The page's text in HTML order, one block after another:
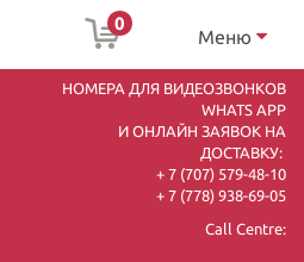
0
Меню
НОМЕРА ДЛЯ ВИДЕОЗВОНКОВ
WHATS APP
И ОНЛАЙН ЗАЯВОК НА
ДОСТАВКУ:
+ 7 (707) 579-48-10
+ 7 (778) 938-69-05
Call Centre: